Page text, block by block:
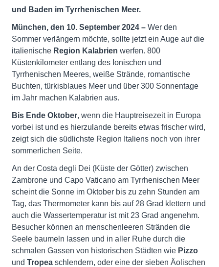
und Baden im Tyrrhenischen Meer.
München, den 10. September 2024 – Wer den
Sommer verlängern möchte, sollte jetzt ein Auge auf die
italienische Region Kalabrien werfen. 800
Küstenkilometer entlang des Ionischen und
Tyrrhenischen Meeres, weiße Strände, romantische
Buchten, türkisblaues Meer und über 300 Sonnentage
im Jahr machen Kalabrien aus.
Bis Ende Oktober, wenn die Hauptreisezeit in Europa
vorbei ist und es hierzulande bereits etwas frischer wird,
zeigt sich die südlichste Region Italiens noch von ihrer
sommerlichen Seite.
An der Costa degli Dei (Küste der Götter) zwischen
Zambrone und Capo Vaticano am Tyrrhenischen Meer
scheint die Sonne im Oktober bis zu zehn Stunden am
Tag, das Thermometer kann bis auf 28 Grad klettern und
auch die Wassertemperatur ist mit 23 Grad angenehm.
Besucher können an menschenleeren Stränden die
Seele baumeln lassen und in aller Ruhe durch die
schmalen Gassen von historischen Städten wie Pizzo
und Tropea schlendern, oder eine der sieben Äolischen